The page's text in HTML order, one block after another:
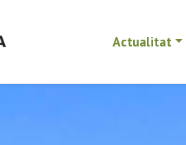
Actualitat